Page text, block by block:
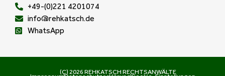
+49-(0)221 4201074
info@rehkatsch.de
WhatsApp
(C) 2026 REHKATSCH RECHTSANWÄLTE